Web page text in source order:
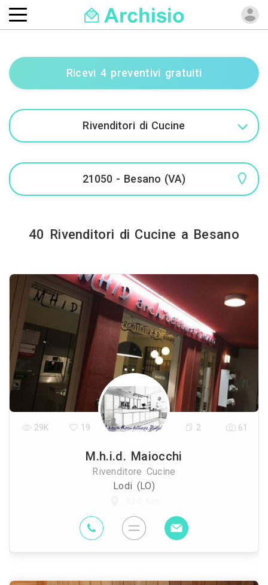
Ricevi 4 preventivi gratuiti
40 Rivenditori di Cucine a Besano
M.h.i.d. Maiocchi
Rivenditore Cucine
Lodi (LO)
29K 19 2 61